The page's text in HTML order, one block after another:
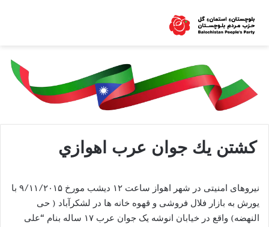
كشتن يك جوان عرب اهوازي
نیروهای امنیتی در شهر اهواز ساعت ۱۲ دیشب مورخ ٩/١١/٢٠١۵ با
یورش به بازار فلال فروشی و قهوه خانه ها در لشکرآباد ( حی
النهضه) واقع در خیابان انوشه یک جوان عرب ١٧ ساله بنام “علی